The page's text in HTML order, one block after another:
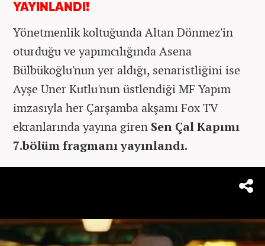
YAYINLANDI!
Yönetmenlik koltuğunda Altan Dönmez'in
oturduğu ve yapımcılığında Asena
Bülbükoğlu'nun yer aldığı, senaristliğini ise
Ayşe Üner Kutlu'nun üstlendiği MF Yapım
imzasıyla her Çarşamba akşamı Fox TV
ekranlarında yayına giren Sen Çal Kapımı
7.bölüm fragmanı yayınlandı.